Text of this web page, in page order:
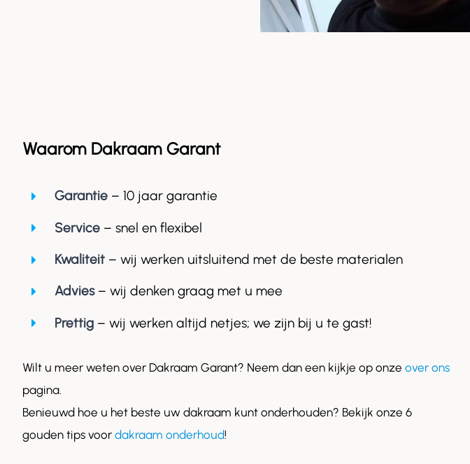
Waarom Dakraam Garant
Garantie– 10 jaar garantie
Service – snel en flexibel
Kwaliteit– wij werken uitsluitend met de beste materialen
Advies– wij denken graag met u mee
Prettig– wij werken altijd netjes; we zijn bij u te gast!
Wilt u meer weten over Dakraam Garant? Neem dan een kijkje op onze over ons
pagina.
Benieuwd hoe u het beste uw dakraam kunt onderhouden? Bekijk onze 6
gouden tips voor dakraam onderhoud!